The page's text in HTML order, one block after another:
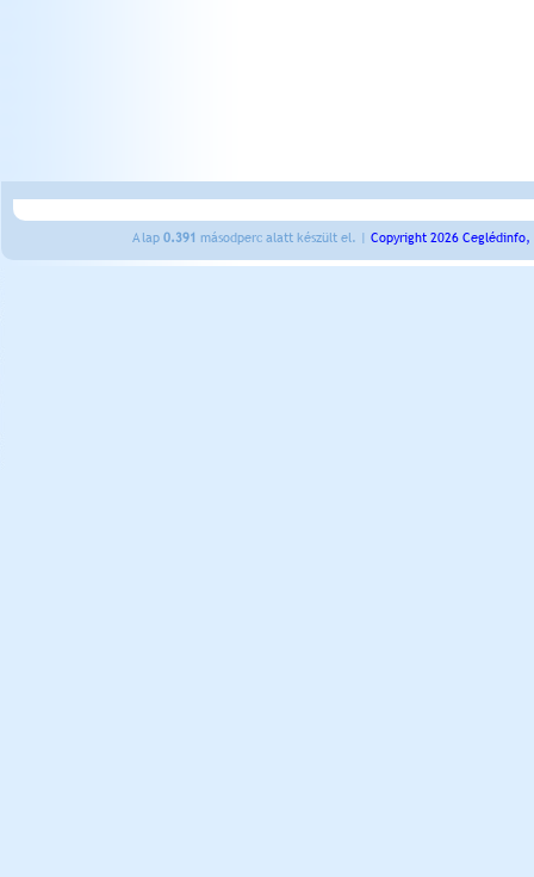
A lap 0.391 másodperc alatt készült el. | Copyright 2026